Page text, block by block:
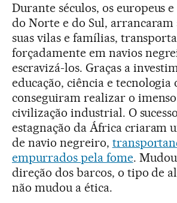
Durante séculos, os europeus
do Norte e do Sul, arrancaram
suas vilas e famílias,
forçadamente em navios
escravizá-los. Graças a
educação, ciência e tecnologia
conseguiram realizar o imenso
civilização industrial. O
estagnação da África criaram
de navio negreiro,
empurrados pela fome.
direção dos barcos, o tipo de
não mudou a ética.